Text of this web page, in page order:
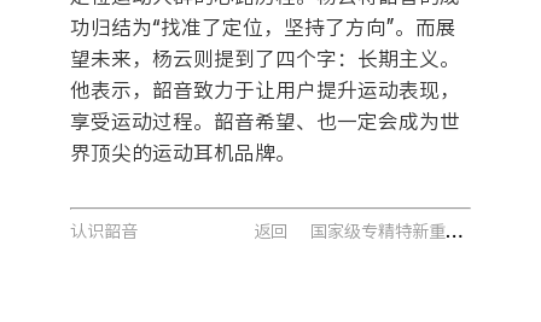
功归结为“找准了定位，坚持了方向”。而展
望未来，杨云则提到了四个字：长期主义。
他表示，韶音致力于让用户提升运动表现，
享受运动过程。韶音希望、也一定会成为世
界顶尖的运动耳机品牌。
认识韶音 返回 国家级专精特新重点“小巨人”企业，韶音科技榜上有名